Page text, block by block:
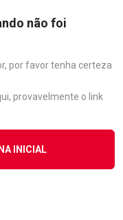
não foi
por favor tenha certeza
provavelmente o link
INICIAL